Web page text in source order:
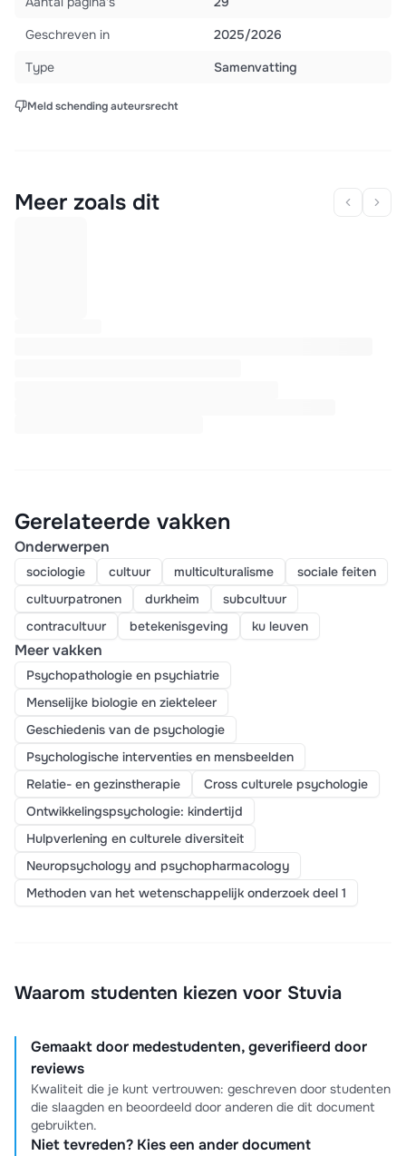
Geschreven in
2025/2026
Type
Samenvatting
Meld schending auteursrecht
Meer zoals dit
Gerelateerde vakken
Onderwerpen
sociologie cultuur multiculturalisme
sociale feiten
cultuurpatronen
durkheim
subcultuur
contracultuur
betekenisgeving ku leuven
Meer vakken
Psychopathologie en psychiatrie
Menselijke biologie en ziekteleer
Geschiedenis van de psychologie
Psychologische interventies en mensbeelden
Relatie- en gezinstherapie
Cross culturele psychologie
Ontwikkelingspsychologie: kindertijd
Hulpverlening en culturele diversiteit
Neuropsychology and psychopharmacology
Methoden van het wetenschappelijk onderzoek deel 1
Waarom studenten kiezen voor Stuvia
Gemaakt door medestudenten, geverifieerd door
reviews
Kwaliteit die je kunt vertrouwen: geschreven door studenten
die slaagden en beoordeeld door anderen die dit document
gebruikten.
Niet tevreden? Kies een ander document